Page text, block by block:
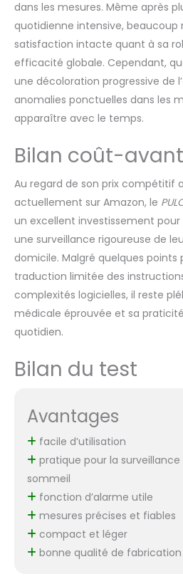
dans les mesures. Même après
quotidienne intensive, beaucoup
satisfaction intacte quant à sa
efficacité globale. Cependant,
une décoloration progressive de
anomalies ponctuelles dans les
apparaître avec le temps.
Bilan coût-
Au regard de son prix compétitif
actuellement sur Amazon, le
un excellent investissement
une surveillance rigoureuse de
domicile. Malgré quelques
traduction limitée des
complexités logicielles, il reste
médicale éprouvée et sa
quotidien.
Bilan du test
Avantages
facile d’utilisation
pratique pour la
sommeil
fonction d’alarme utile
mesures précises et fiables
compact et léger
bonne qualité de fabrication